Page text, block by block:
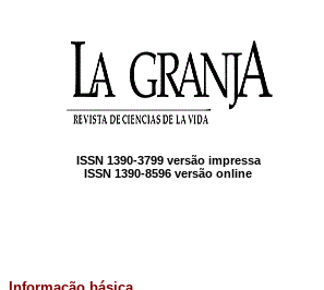
ISSN 1390-3799 versão impressa
ISSN 1390-8596 versão online